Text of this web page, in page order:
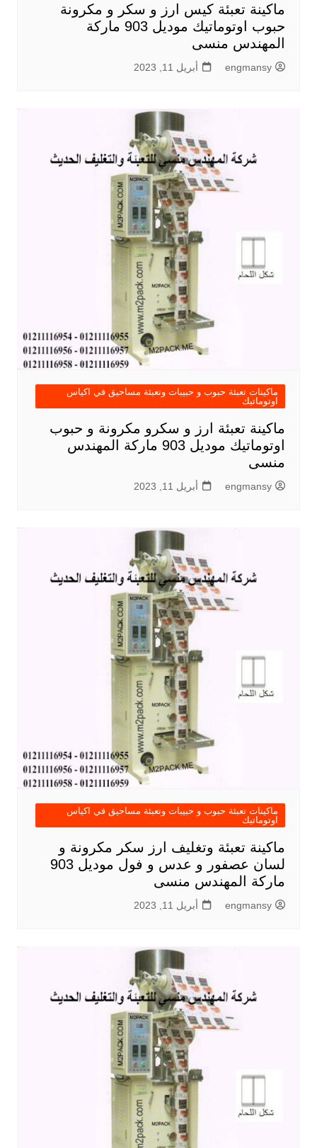
ماكينة تعبئة كيس ارز و سكر و مكرونة
حبوب اوتوماتيك موديل 903 ماركة
المهندس منسى
engmansy أبريل 11, 2023
ماكينات تعبئة حبوب و حبيبات وتعبئة مساحيق في اكياس
اوتوماتيك
ماكينة تعبئة ارز و سكرو مكرونة و حبوب
اوتوماتيك موديل 903 ماركة المهندس
منسى
engmansy أبريل 11, 2023
ماكينات تعبئة حبوب و حبيبات وتعبئة مساحيق في اكياس
اوتوماتيك
ماكينة تعبئة وتغليف ارز سكر مكرونة و
لسان عصفور و عدس و فول موديل 903
ماركة المهندس منسى
engmansy أبريل 11, 2023